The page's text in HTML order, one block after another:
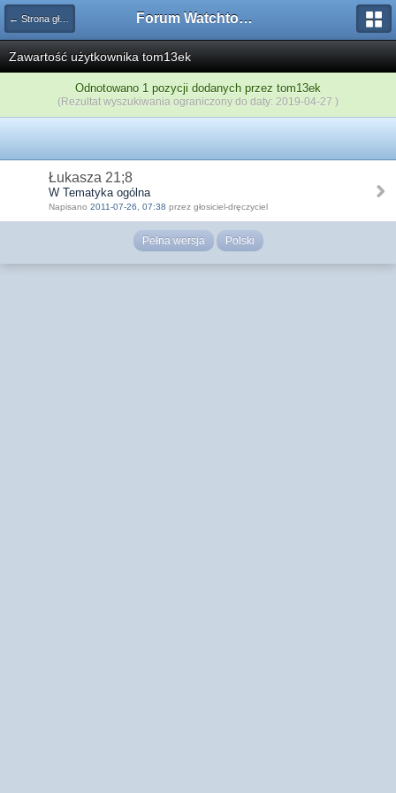
← Strona główna Forum Watchtower
Zawartość użytkownika tom13ek
Odnotowano 1 pozycji dodanych przez tom13ek
(Rezultat wyszukiwania ograniczony do daty: 2019-04-27 )
Łukasza 21;8
W Tematyka ogólna
Napisano 2011-07-26, 07:38 przez głosiciel-dręczyciel
Pełna wersja Polski